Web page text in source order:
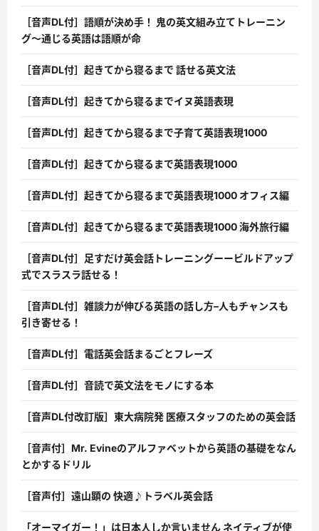
［音声DL付］語順が決め手！ 鬼の英文組み立てトレーニン
グ〜通じる英語は語順が命
［音声DL付］起きてから寝るまで 話せる英文法
［音声DL付］起きてから寝るまでイヌ英語表現
［音声DL付］起きてから寝るまで子育て英語表現1000
［音声DL付］起きてから寝るまで英語表現1000
［音声DL付］起きてから寝るまで英語表現1000 オフィス編
［音声DL付］起きてから寝るまで英語表現1000 海外旅行編
［音声DL付］足すだけ英会話トレーニングーービルドアップ
式でスラスラ話せる！
［音声DL付］雑談力が伸びる英語の話し方–人もチャンスも
引き寄せる！
［音声DL付］電話英会話まるごとフレーズ
［音声DL付］音読で英文法をモノにする本
［音声DL付改訂版］東大病院発 医療スタッフのための英会話
［音声付］Mr. Evineのアルファベットから英語の基礎をなん
とかするドリル
［音声付］遠山顕の 快適♪トラベル英会話
「オーマイガー！」は日本人しか言いません ネイティブが使